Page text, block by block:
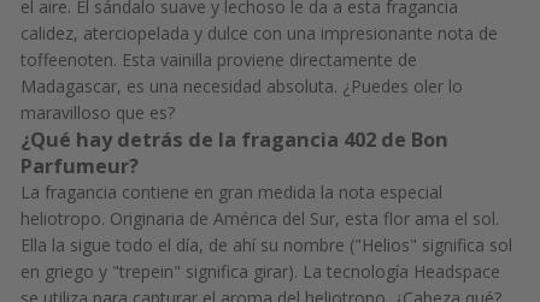
el aire. El sándalo suave y lechoso le da a esta fragancia
calidez, aterciopelada y dulce con una impresionante nota de
toffeenoten. Esta vainilla proviene directamente de
Madagascar, es una necesidad absoluta. ¿Puedes oler lo
maravilloso que es?
¿Qué hay detrás de la fragancia 402 de Bon
Parfumeur?
La fragancia contiene en gran medida la nota especial
heliotropo. Originaria de América del Sur, esta flor ama el sol.
Ella la sigue todo el día, de ahí su nombre ("Helios" significa sol
en griego y "trepein" significa girar). La tecnología Headspace